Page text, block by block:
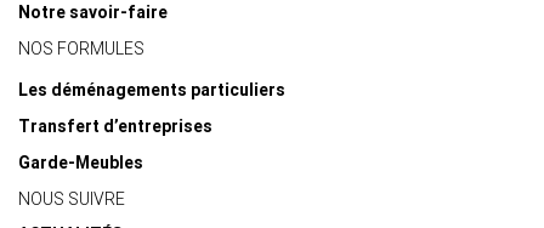
Notre savoir-faire
NOS FORMULES
Les déménagements particuliers
Transfert d’entreprises
Garde-Meubles
NOUS SUIVRE